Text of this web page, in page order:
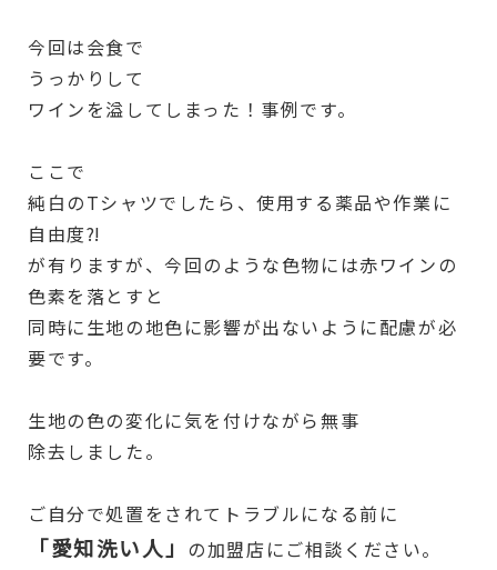
今回は会食で
うっかりして
ワインを溢してしまった！事例です。
ここで
純白のTシャツでしたら、使用する薬品や作業に
自由度⁈
が有りますが、今回のような色物には赤ワインの
色素を落とすと
同時に生地の地色に影響が出ないように配慮が必
要です。
生地の色の変化に気を付けながら無事
除去しました。
ご自分で処置をされてトラブルになる前に
「愛知洗い人」 の加盟店にご相談ください。